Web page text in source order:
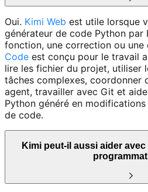
Oui. Kimi Web est utile lorsque
générateur de code Python par
fonction, une correction ou une
Code est conçu pour le travail
lire les fichier du projet, utiliser
tâches complexes, coordonner
agent, travailler avec Git et
Python généré en
de code.
Kimi peut-il aussi aider